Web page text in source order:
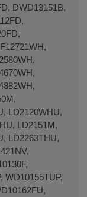
DWD13151B,
LD2120WHU,
LD2151M,
LD2263THU,
WD10155TUP,